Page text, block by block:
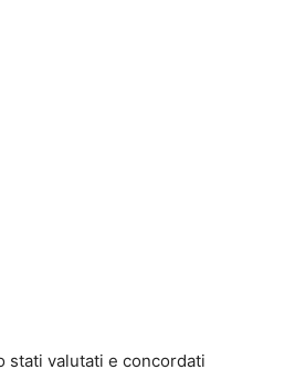
stati valutati e concordati